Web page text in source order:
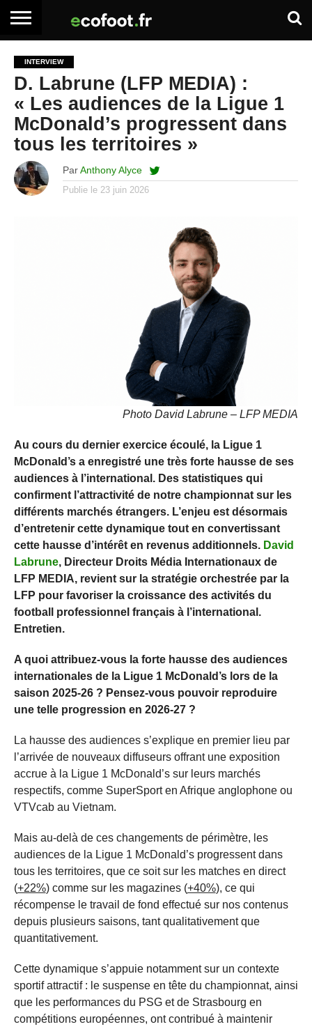
ARTICLES
PREMIUM
ADHÉSION
PREMIUM
SE
CONNECTER
EMPLOI
BOITE
À
OUTILS
INTERVIEW
D. Labrune (LFP MEDIA) :
« Les audiences de la Ligue 1
McDonald’s progressent dans
tous les territoires »
Par Anthony Alyce
Publie le 23 juin 2026
Photo David Labrune – LFP MEDIA
Au cours du dernier exercice écoulé, la Ligue 1
McDonald’s a enregistré une très forte hausse de ses
audiences à l’international. Des statistiques qui
confirment l’attractivité de notre championnat sur les
différents marchés étrangers. L’enjeu est désormais
d’entretenir cette dynamique tout en convertissant
cette hausse d’intérêt en revenus additionnels. David
Labrune, Directeur Droits Média Internationaux de
LFP MEDIA, revient sur la stratégie orchestrée par la
LFP pour favoriser la croissance des activités du
football professionnel français à l’international.
Entretien.
A quoi attribuez-vous la forte hausse des audiences
internationales de la Ligue 1 McDonald’s lors de la
saison 2025-26 ? Pensez-vous pouvoir reproduire
une telle progression en 2026-27 ?
La hausse des audiences s’explique en premier lieu par
l’arrivée de nouveaux diffuseurs offrant une exposition
accrue à la Ligue 1 McDonald’s sur leurs marchés
respectifs, comme SuperSport en Afrique anglophone ou
VTVcab au Vietnam.
Mais au-delà de ces changements de périmètre, les
audiences de la Ligue 1 McDonald’s progressent dans
tous les territoires, que ce soit sur les matches en direct
(+22%) comme sur les magazines (+40%), ce qui
récompense le travail de fond effectué sur nos contenus
depuis plusieurs saisons, tant qualitativement que
quantitativement.
Cette dynamique s’appuie notamment sur un contexte
sportif attractif : le suspense en tête du championnat, ainsi
que les performances du PSG et de Strasbourg en
compétitions européennes, ont contribué à maintenir